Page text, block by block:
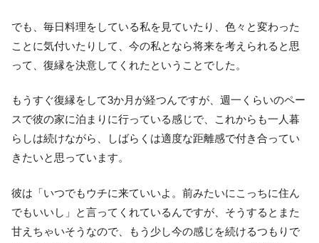
でも、毎日料理をしている私を見ていたり、色々と変わった
ことに気付いたりして、今の私となら将来を考えられると思
って、復縁を決意してくれたということでした。
もうすぐ復縁をして3か月が経つんですが、週一くらいのペー
スで彼の家に泊まりに行っている感じで、これからも一人暮
らしは続けながら、しばらくは適度な距離感で付き合ってい
きたいと思っています。
彼は「いつでもウチに来ていいよ。前みたいにこっちに住ん
でもいいし」と言ってくれているんですが、そうするとまた
甘えちゃいそうなので、もう少し今の感じを続けるつもりで